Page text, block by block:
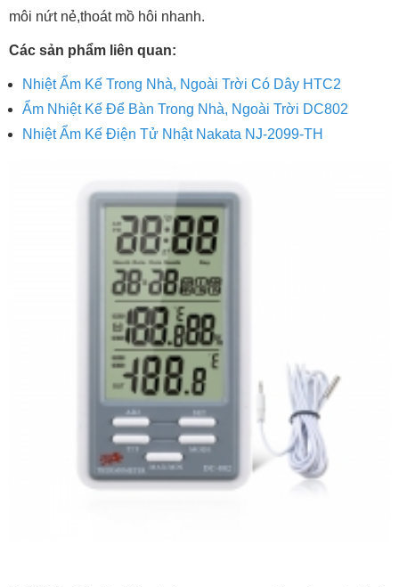
môi nứt nẻ,thoát mồ hôi nhanh.
Các sản phẩm liên quan:
Nhiệt Ẩm Kế Trong Nhà, Ngoài Trời Có Dây HTC2
Ẩm Nhiệt Kế Để Bàn Trong Nhà, Ngoài Trời DC802
Nhiệt Ẩm Kế Điện Tử Nhật Nakata NJ-2099-TH